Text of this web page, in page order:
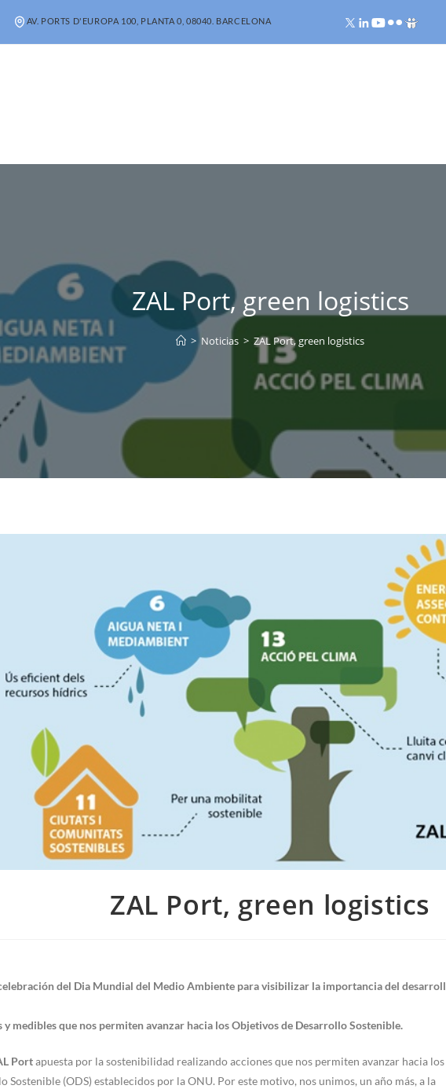
AV. PORTS D'EUROPA 100, PLANTA 0, 08040. BARCELONA
ZAL Port, green logistics
> Noticias > ZAL Port, green logistics
ZAL Port, green logistics
del Dia Mundial del Medio Ambiente para visibilizar la importancia del
y medibles que nos permiten avanzar hacia los Objetivos de Desarrollo Sostenible.
Portapuesta por la sostenibilidad realizando acciones que nos permiten avanzar hacia los
Sostenible (ODS) establecidos por la ONU. Por este motivo, nos unimos, un año más, a la